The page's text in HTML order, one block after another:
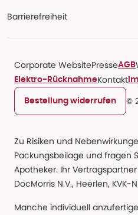
Barrierefreiheit
Corporate WebsitePresseAGB
Elektro-RücknahmeKontakt
Bestellung widerrufen ©
Zu Risiken und
Packungsbeilage und fragen
Apotheker. Ihr
DocMorris N.V., Heerlen, KVK-
Manche individuell